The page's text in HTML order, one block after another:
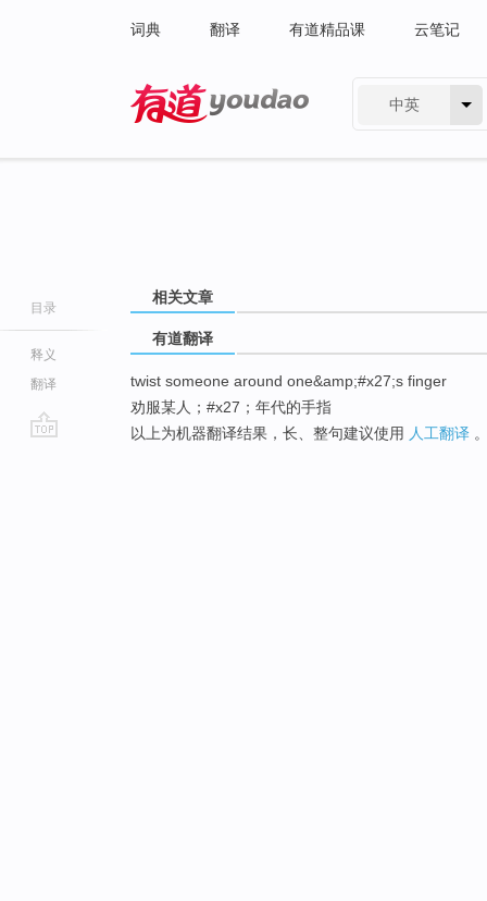
词典 翻译 有道精品课 云笔记
中英
目录
释义
翻译
相关文章
有道翻译
twist someone around one&amp;#x27;s finger
劝服某人；#x27；年代的手指
以上为机器翻译结果，长、整句建议使用 人工翻译